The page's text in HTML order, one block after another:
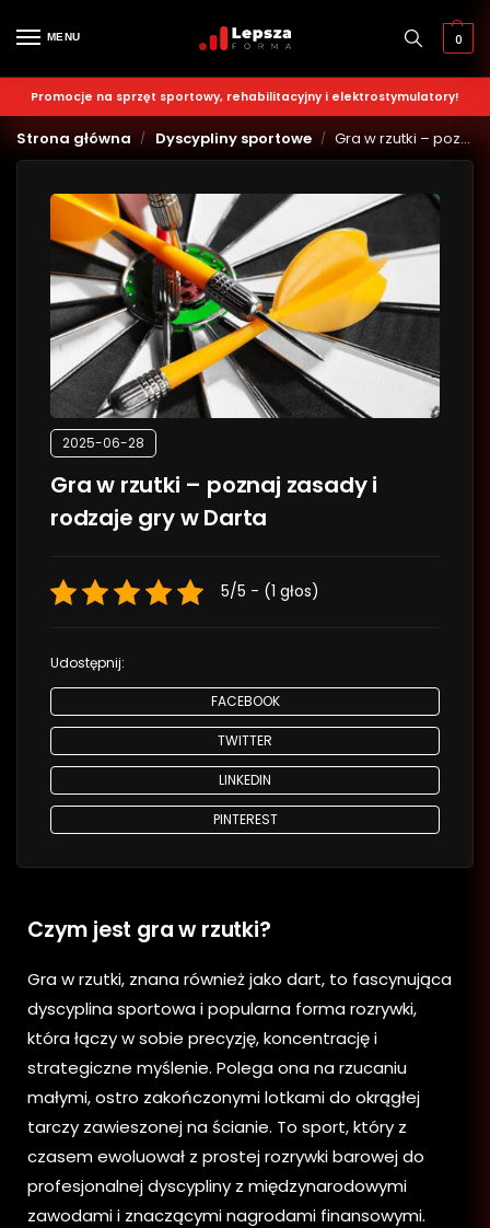
MENU 0
Promocje na sprzęt sportowy, rehabilitacyjny i elektrostymulatory!
Strona główna / Dyscypliny sportowe / Gra w rzutki – poznaj zasady i rodzaje gry w Darta
2025-06-28
Gra w rzutki – poznaj zasady i
rodzaje gry w Darta
5/5 - (1 głos)
Udostępnij:
FACEBOOK
TWITTER
LINKEDIN
PINTEREST
Czym jest gra w rzutki?
Gra w rzutki, znana również jako dart, to fascynująca
dyscyplina sportowa i popularna forma rozrywki,
która łączy w sobie precyzję, koncentrację i
strategiczne myślenie. Polega ona na rzucaniu
małymi, ostro zakończonymi lotkami do okrągłej
tarczy zawieszonej na ścianie. To sport, który z
czasem ewoluował z prostej rozrywki barowej do
profesjonalnej dyscypliny z międzynarodowymi
zawodami i znaczącymi nagrodami finansowymi.